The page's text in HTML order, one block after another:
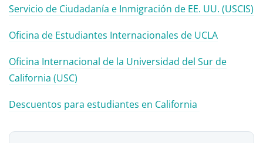
Servicio de Ciudadanía e Inmigración de EE. UU. (USCIS)
Oficina de Estudiantes Internacionales de UCLA
Oficina Internacional de la Universidad del Sur de
California (USC)
Descuentos para estudiantes en California